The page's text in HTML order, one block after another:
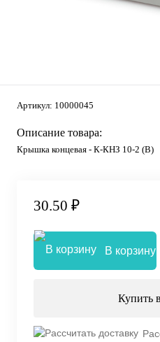
Артикул: 10000045
Описание товара:
Крышка концевая - К-КНЗ 10-2 (В)
30.50 ₽
В корзину
Купить